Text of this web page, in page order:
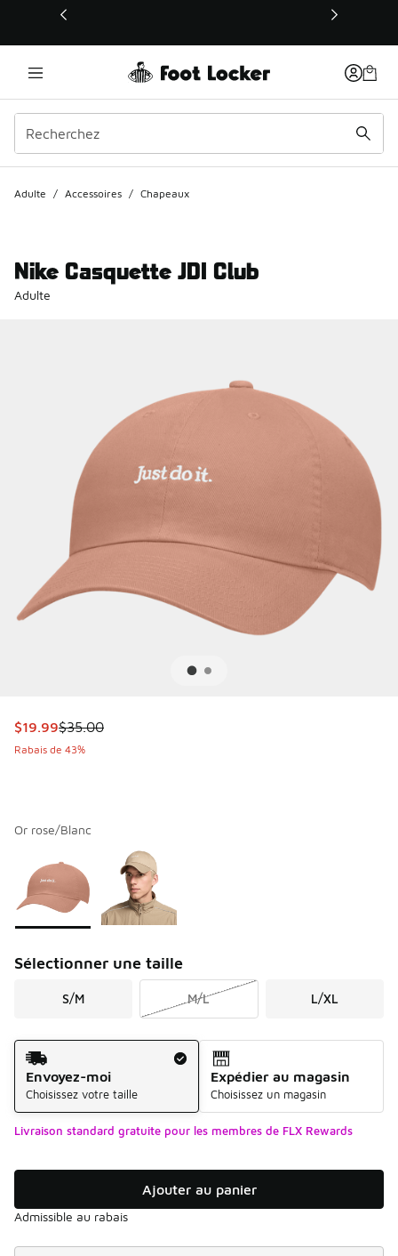
Ce lien s’ouvrira dans une nouvelle fenêtre
Adulte / Accessoires / Chapeaux
Nike Casquette JDI Club
Adulte
Cet article est en solde. Le prix est passé de $35.00 à
$19.99$35.00
Rabais de 43%
Or rose/Blanc
Page 1 de 1 affichant 1 à 2 de 2 couleurs.
Veuillez sélectionner un modèle
Sélectionner une taille
S/M M/L L/XL
Méthode d’expédition
Envoyez-moi
Choisissez votre taille
Expédier au magasin
Choisissez un magasin
Livraison standard gratuite pour les membres de FLX Rewards
Ajouter au panier
Admissible au rabais